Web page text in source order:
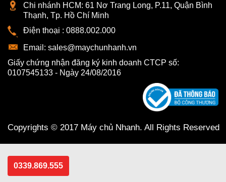
0339.869.555
Chi nhánh HCM: 61 Nơ Trang Long, P.11, Quận Bình
Thạnh, Tp. Hồ Chí Minh
Điện thoại : 0888.002.000
Email: sales@maychunhanh.vn
Giấy chứng nhận đăng ký kinh doanh CTCP số:
0107545133 - Ngày 24/08/2016
Copyrights © 2017 Máy chủ Nhanh. All Rights Reserved